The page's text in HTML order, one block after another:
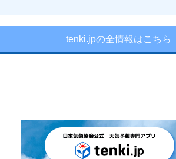
tenki.jpの全情報はこちら